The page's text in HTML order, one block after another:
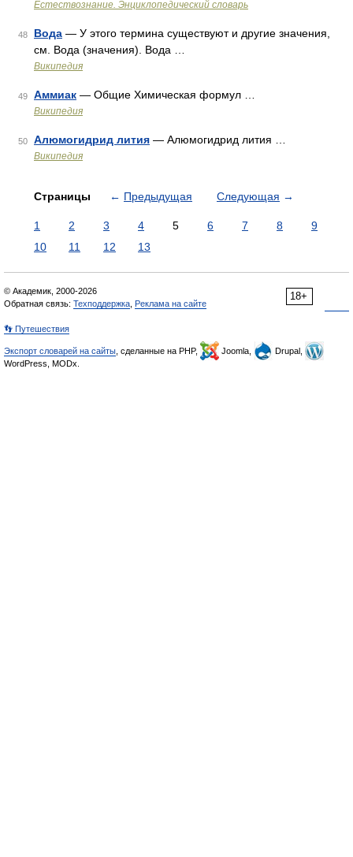
Естествознание. Энциклопедический словарь
48 Вода — У этого термина существуют и другие значения,
см. Вода (значения). Вода …
Википедия
49 Аммиак — Общие Химическая формул …
Википедия
50 Алюмогидрид лития — Алюмогидрид лития …
Википедия
Страницы ← Предыдущая Следующая →
1 2 3 4 5 6 7 8
9
10
11 12 13
18+
© Академик, 2000-2026
Обратная связь: Техподдержка Реклама на сайте
👣 Путешествия
Экспорт словарей на сайты , сделанные на PHP, Joomla,
Drupal,
WordPress, MODx.